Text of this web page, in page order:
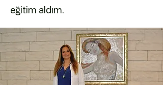
eğitim aldım.